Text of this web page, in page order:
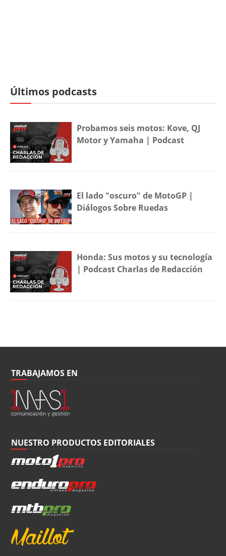
Últimos podcasts
Probamos seis motos: Kove, QJ
Motor y Yamaha | Podcast
El lado "oscuro" de MotoGP |
Diálogos Sobre Ruedas
Honda: Sus motos y su tecnología
| Podcast Charlas de Redacción
TRABAJAMOS EN
NUESTRO PRODUCTOS EDITORIALES